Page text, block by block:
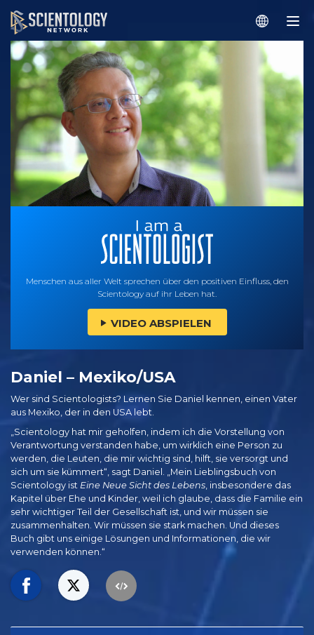
Menschen aus aller Welt sprechen über den positiven Einfluss, den
Scientology auf ihr Leben hat.
VIDEO ABSPIELEN
Daniel – Mexiko/USA
Wer sind Scientologists? Lernen Sie Daniel kennen, einen Vater
aus Mexiko, der in den USA lebt.
„Scientology hat mir geholfen, indem ich die Vorstellung von
Verantwortung verstanden habe, um wirklich eine Person zu
werden, die Leuten, die mir wichtig sind, hilft, sie versorgt und
sich um sie kümmert“, sagt Daniel. „Mein Lieblingsbuch von
Scientology ist Eine Neue Sicht des Lebens, insbesondere das
Kapitel über Ehe und Kinder, weil ich glaube, dass die Familie ein
sehr wichtiger Teil der Gesellschaft ist, und wir müssen sie
zusammenhalten. Wir müssen sie stark machen. Und dieses
Buch gibt uns einige Lösungen und Informationen, die wir
verwenden können.“